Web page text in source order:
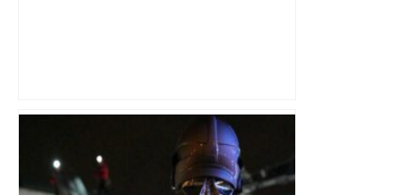
les agriculteurs manifestent malgré les
interdictions